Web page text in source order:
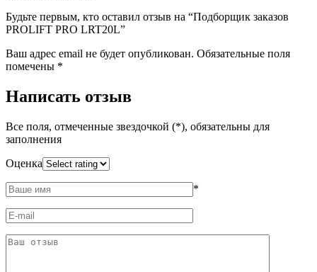
Будьте первым, кто оставил отзыв на “Подборщик заказов
PROLIFT PRO LRT20L”
Ваш адрес email не будет опубликован. Обязательные поля
помечены *
Написать отзыв
Все поля, отмеченные звездочкой (*), обязательны для
заполнения
Оценка
*